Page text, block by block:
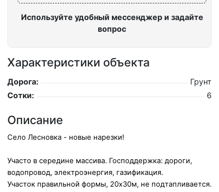
Используйте удобный мессенджер и задайте
вопрос
Характеристики объекта
Дорога:
Грунт
Сотки:
6
Описание
Село Лесновка - новые нарезки!
Участо в середине массива. Господдержка: дороги,
водопровод, электроэнергия, газификация.
Участок правильной формы, 20х30м, не подтапливается.